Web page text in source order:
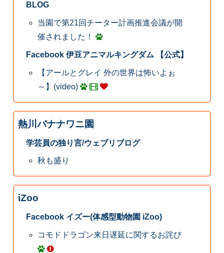
BLOG
当園で第21回チーター計画推進会議が開
催されました！
Facebook 伊豆アニマルキングダム 【公式】
【アールとグレイ 外の世界は怖いよぉ
～】(video)
熱川バナナワニ園
学芸員の独り言/ウェブリブログ
秋も盛り
iZoo
Facebook イズー(体感型動物園 iZoo)
コモドドラゴン来日遅延に関するお詫び